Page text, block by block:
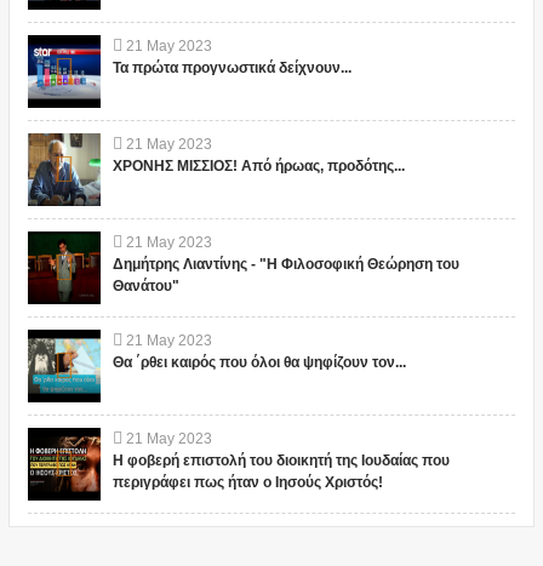
21 May 2023
Τα πρώτα προγνωστικά δείχνουν...
21 May 2023
ΧΡΟΝΗΣ ΜΙΣΣΙΟΣ! Από ήρωας, προδότης...
21 May 2023
Δημήτρης Λιαντίνης - "Η Φιλοσοφική Θεώρηση του
Θανάτου"
21 May 2023
Θα ΄ρθει καιρός που όλοι θα ψηφίζουν τον...
21 May 2023
Η φοβερή επιστολή του διοικητή της Ιουδαίας που
περιγράφει πως ήταν ο Ιησούς Χριστός!